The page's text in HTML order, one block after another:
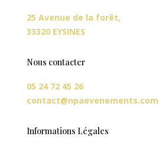
25 Avenue de la forêt,
33320 EYSINES
Nous contacter
05 24 72 45 26
contact@npaevenements.com
Informations Légales